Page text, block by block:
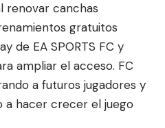
renovar canchas
gratuitos
de EA SPORTS FC y
ampliar el acceso. FC
a futuros jugadores y
a hacer crecer el juego